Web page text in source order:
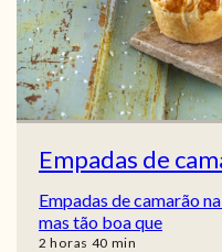
Empadas de
Empadas de camarão
mas tão boa que
2 horas
horas 40 min
min